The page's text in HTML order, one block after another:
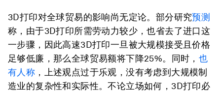
3D打印对全球贸易的影响尚无定论。部分研究预测
称，由于3D打印所需劳动力较少，也省去了进口这
一步骤，因此高速3D打印一旦被大规模接受且价格
足够低廉，那么全球贸易额将下降25%。同时， 也
有人称 ，上述观点过于乐观，没有考虑到大规模制
造业的复杂性和实际性。不论立场如何，3D打印必